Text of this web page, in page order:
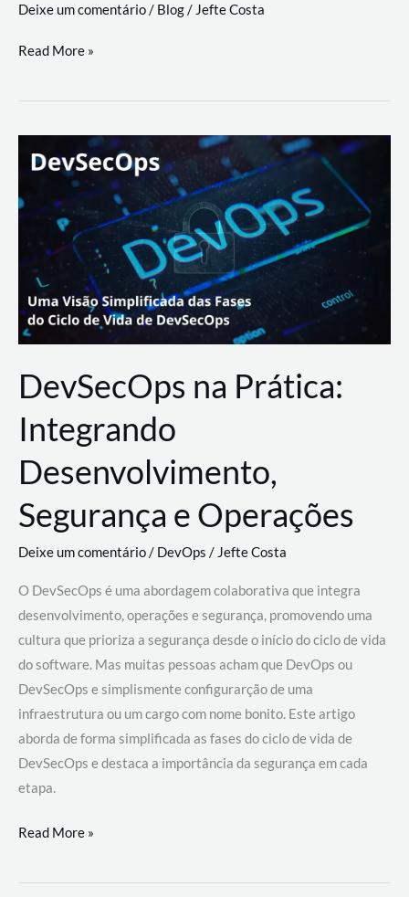
a
workflows
Deixe um comentário/ Blog/ Jefte Costa
teste
palyer
Lance
Rural
Read More »
DevSecOps na Prática:
Integrando
Desenvolvimento,
Segurança e Operações
Deixe um comentário/ DevOps /Jefte Costa
O DevSecOps é uma abordagem colaborativa que integra
desenvolvimento, operações e segurança, promovendo uma
cultura que prioriza a segurança desde o início do ciclo de vida
do software. Mas muitas pessoas acham que DevOps ou
DevSecOps e simplismente configurarção de uma
infraestrutura ou um cargo com nome bonito. Este artigo
aborda de forma simplificada as fases do ciclo de vida de
DevSecOps e destaca a importância da segurança em cada
etapa.
DevSecOps
Prática:
Read More »